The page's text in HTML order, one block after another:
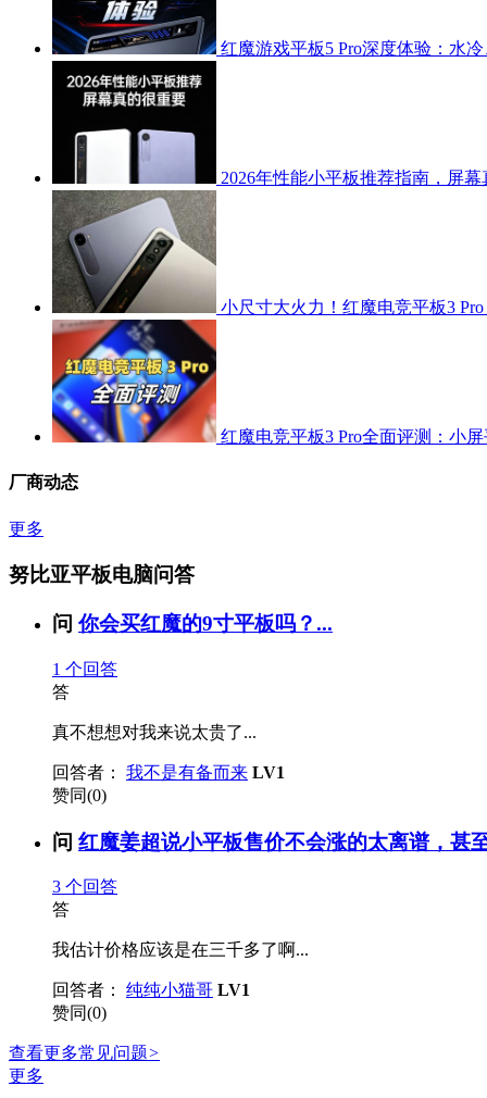
红魔游戏平板5 Pro深度体验：水冷
2026年性能小平板推荐指南，屏幕
小尺寸大火力！红魔电竞平板3 Pro
红魔电竞平板3 Pro全面评测：小
厂商动态
更多
努比亚平板电脑问答
问 你会买红魔的9寸平板吗？...
1 个回答
答
真不想想对我来说太贵了...
回答者： 我不是有备而来 LV1
赞同(0)
问 红魔姜超说小平板售价不会涨的太离谱，甚
3 个回答
答
我估计价格应该是在三千多了啊...
回答者： 纯纯小猫哥 LV1
赞同(0)
查看更多常见问题>
更多